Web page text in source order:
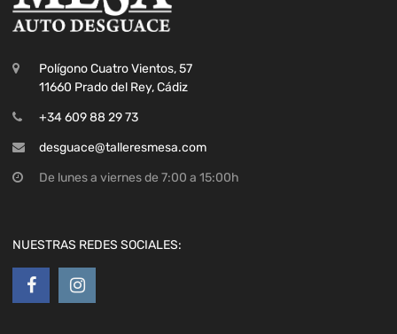
Polígono Cuatro Vientos, 57
11660 Prado del Rey, Cádiz
+34 609 88 29 73
desguace@talleresmesa.com
De lunes a viernes de 7:00 a 15:00h
NUESTRAS REDES SOCIALES: